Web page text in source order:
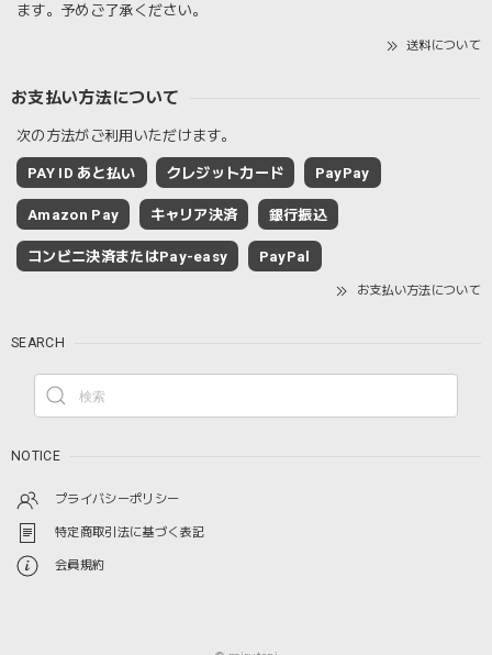
ます。予めご了承ください。
送料について
お支払い方法について
次の方法がご利用いただけます。
PAY ID あと払い クレジットカード PayPay
Amazon Pay キャリア決済 銀行振込
コンビニ決済またはPay-easy PayPal
お支払い方法について
SEARCH
NOTICE
プライバシーポリシー
特定商取引法に基づく表記
会員規約